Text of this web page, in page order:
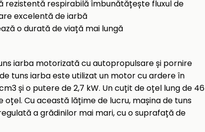
rezistentă respirabilă îmbunătățește fluxul de
excelentă de iarbă
o durată de viață mai lungă
iarba motorizată cu autopropulsare și pornire
tuns iarba este utilizat un motor cu ardere în
și o putere de 2,7 kW. Un cuțit de oțel lung de 46
Cu această lățime de lucru, mașina de tuns
a grădinilor mai mari, cu o suprafață de